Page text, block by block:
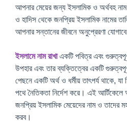
আপনার মেয়ের জন্য ইসলামিক ও অর্থবহ
ও হাদিস থেকে জনপ্রিয় ইসলামিক নামের
আপনার সন্তানের জীবনে অনুপ্রেরণা যোগাবে
ইসলামে নাম রাখাএকটি পবিত্র এবং
উপহার এবং তার ব্যক্তিত্বের একটি
পেছনে একটি অর্থ ও ধর্মীয় তাৎপর্য থাকে,
পথে নৈতিকতা নির্দেশ করে। এই
জনপ্রিয় ইসলামিক মেয়েদের নাম ও তাদের
করব।